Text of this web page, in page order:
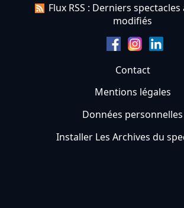
Flux RSS : Derniers
modifiés
Contact
Mentions légales
Données personnelles
Installer Les Archives du